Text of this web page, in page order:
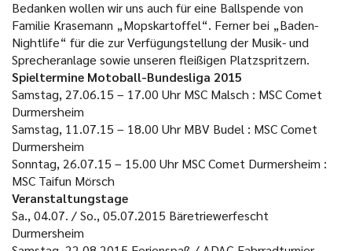
Bedanken wollen wir uns auch für eine Ballspende von
Familie Krasemann „Mopskartoffel“. Ferner bei „Baden-
Nightlife“ für die zur Verfügungstellung der Musik- und
Sprecheranlage sowie unseren fleißigen Platzspritzern.
Spieltermine Motoball-Bundesliga 2015
Samstag, 27.06.15 – 17.00 Uhr MSC Malsch : MSC Comet
Durmersheim
Samstag, 11.07.15 – 18.00 Uhr MBV Budel : MSC Comet
Durmersheim
Sonntag, 26.07.15 – 15.00 Uhr MSC Comet Durmersheim :
MSC Taifun Mörsch
Veranstaltungstage
Sa., 04.07. / So., 05.07.2015 Bäretriewerfescht
Durmersheim